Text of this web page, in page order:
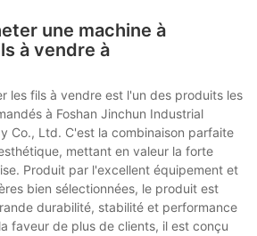
une machine à
à vendre à
les fils à vendre est l'un des produits les
à Foshan Jinchun Industrial
Co., Ltd. C'est la combinaison parfaite
mettant en valeur la forte
Produit par l'excellent équipement et
bien sélectionnées, le produit est
durabilité, stabilité et performance
faveur de plus de clients, il est conçu